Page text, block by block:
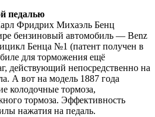
педалью
Фридрих Михаэль Бенц
бензиновый автомобиль — Benz
Бенца №1 (патент получен в
для торможения ещё
действующий непосредственно на
А вот на модель 1887 года
колодочные тормоза,
тормоза. Эффективность
нажатия на педаль.